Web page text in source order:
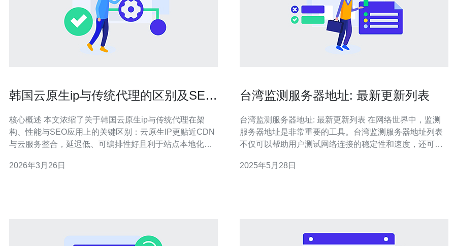
韩国云原生ip与传统代理的区别及SEO
核心概述 本文浓缩了关于韩国云原生ip与传统代理在架
构、性能与SEO应用上的关键区别：云原生IP更贴近CDN
与云服务整合，延迟低、可编排性好且利于站点本地化，
力上受限。对于追求韩国本土化访问速度、索引优先级和
2026年3月26日
台湾监测服务器地址: 最新更新列表
台湾监测服务器地址: 最新更新列表 在网络世界中，监测
服务器地址是非常重要的工具。台湾监测服务器地址列表
不仅可以帮助用户测试网络连接的稳定性和速度，还可以
新的台湾监测服务器地址列表。 以下是最新更新的台湾监
2025年5月28日